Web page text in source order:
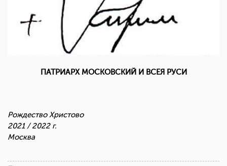
ПАТРИАРХ МОСКОВСКИЙ И ВСЕЯ РУСИ
Рождество Христово
2021 / 2022 г.
Москва